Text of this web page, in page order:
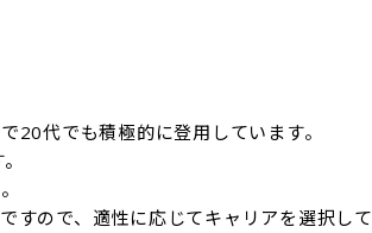
20代でも積極的に登用しています。
すので、適性に応じてキャリアを選択して